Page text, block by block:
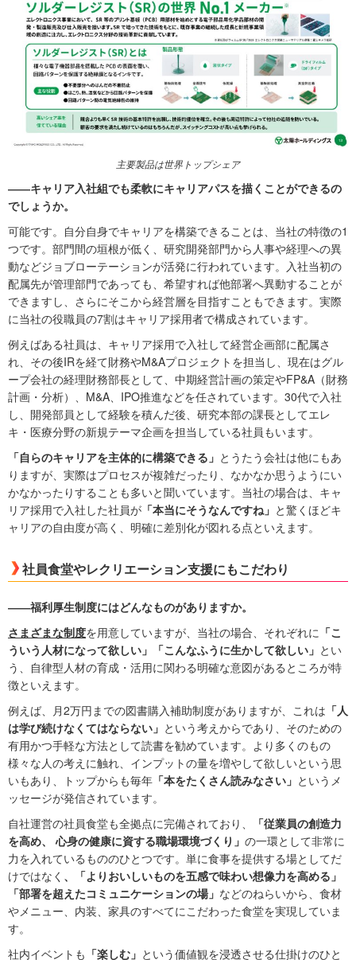
主要製品は世界トップシェア
――キャリア入社組でも柔軟にキャリアパスを描くことができるの
でしょうか。
可能です。自分自身でキャリアを構築できることは、当社の特徴の1
つです。部門間の垣根が低く、研究開発部門から人事や経理への異
動などジョブローテーションが活発に行われています。入社当初の
配属先が管理部門であっても、希望すれば他部署へ異動することが
できますし、さらにそこから経営層を目指すこともできます。実際
に当社の役職員の7割はキャリア採用者で構成されています。
例えばある社員は、キャリア採用で入社して経営企画部に配属さ
れ、その後IRを経て財務やM&Aプロジェクトを担当し、現在はグル
ープ会社の経理財務部長として、中期経営計画の策定やFP&A（財務
計画・分析）、M&A、IPO推進などを任されています。30代で入社
し、開発部員として経験を積んだ後、研究本部の課長としてエレ
キ・医療分野の新規テーマ企画を担当している社員もいます。
「自らのキャリアを主体的に構築できる」 とうたう会社は他にもあ
りますが、実際はプロセスが複雑だったり、なかなか思うようにい
かなかったりすることも多いと聞いています。当社の場合は、キャ
リア採用で入社した社員が 「本当にそうなんですね」 と驚くほどキ
ャリアの自由度が高く、明確に差別化が図れる点といえます。
社員食堂やレクリエーション支援にもこだわり
――福利厚生制度にはどんなものがありますか。
さまざまな制度を用意していますが、当社の場合、それぞれに 「こ
ういう人材になって欲しい」「こんなふうに生かして欲しい」 とい
う、自律型人材の育成・活用に関わる明確な意図があるところが特
徴といえます。
例えば、月2万円までの図書購入補助制度がありますが、これは 「人
は学び続けなくてはならない」 という考えからであり、そのための
有用かつ手軽な方法として読書を勧めています。より多くのもの
様々な人の考えに触れ、インプットの量を増やして欲しいという思
いもあり、トップからも毎年 「本をたくさん読みなさい」 というメ
ッセージが発信されています。
自社運営の社員食堂も全拠点に完備されており、
「従業員の創造力
を高め、 心身の健康に資する職場環境づくり」 の一環として非常に
力を入れているもののひとつです。単に食事を提供する場としてだ
けではなく 、「よりおいしいものを五感で味わい想像力を高める」
「部署を超えたコミュニケーションの場」 などのねらいから、食材
やメニュー、内装、家具のすべてにこだわった食堂を実現していま
す。
社内イベントも 「楽しむ」 という価値観を浸透させる仕掛けのひと